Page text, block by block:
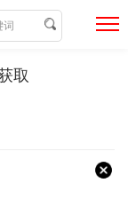
取